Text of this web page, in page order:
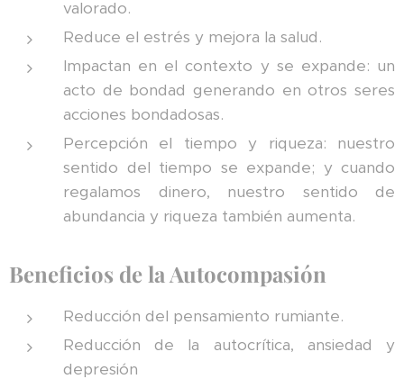
valorado.
Reduce el estrés y mejora la salud.
Impactan en el contexto y se expande: un
acto de bondad generando en otros seres
acciones bondadosas.
Percepción el tiempo y riqueza: nuestro
sentido del tiempo se expande; y cuando
regalamos dinero, nuestro sentido de
abundancia y riqueza también aumenta.
Beneficios de la Autocompasión
Reducción del pensamiento rumiante.
Reducción de la autocrítica, ansiedad y
depresión